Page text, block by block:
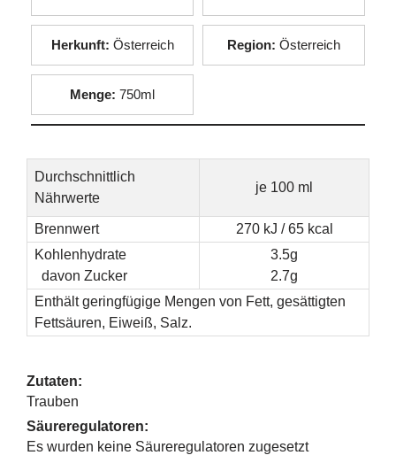
Herkunft: Österreich Region: Österreich
Menge: 750ml
Durchschnittlich
Nährwerte
je 100 ml
Brennwert
270 kJ / 65 kcal
Kohlenhydrate
davon Zucker
3.5g
2.7g
Enthält geringfügige Mengen von Fett, gesättigten
Fettsäuren, Eiweiß, Salz.
Zutaten:
Trauben
Säureregulatoren:
Es wurden keine Säureregulatoren zugesetzt